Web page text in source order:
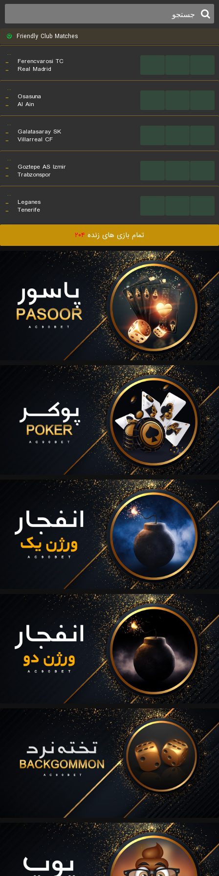
Friendly Club Matches
...
..
Ferencvarosi TC
..
Real Madrid
...
..
Osasuna
..
Al Ain
...
..
Galatasaray SK
..
Villarreal CF
...
..
Goztepe AS Izmir
..
Trabzonspor
...
..
Leganes
..
Tenerife
تمام بازی های زنده ۲۰۴